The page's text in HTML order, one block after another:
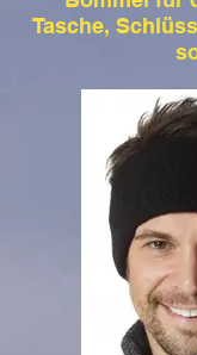
Tasche,
wir ursprünglich
gekauft. Sie
Bändern an der
Allerdings sehen
auch toll an
usw.